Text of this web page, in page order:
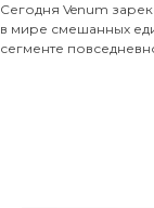
Сегодня Venum
в мире смешанных
сегменте